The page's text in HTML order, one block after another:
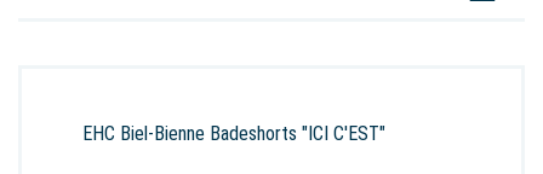
EHC Biel-Bienne Badeshorts "ICI C'EST"